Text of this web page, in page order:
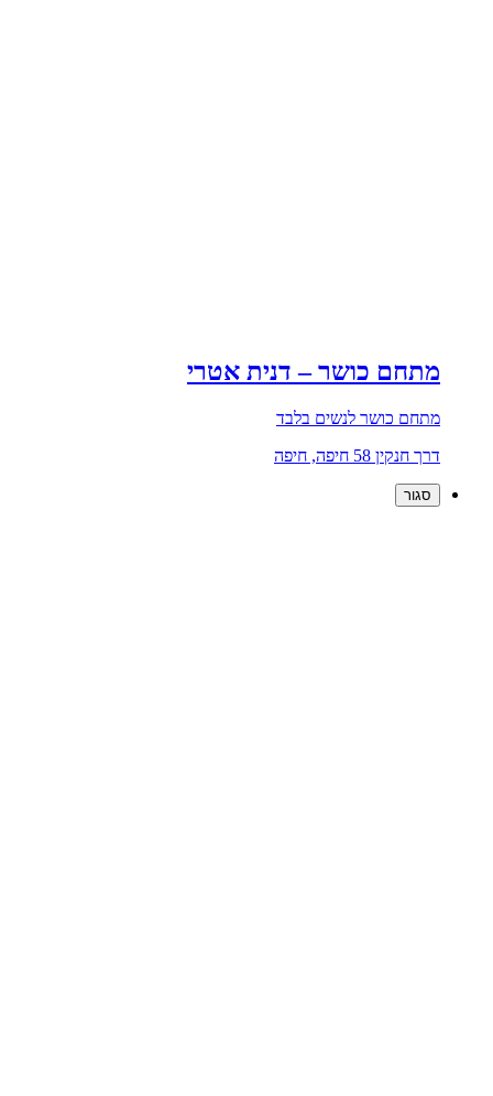
מתחם כושר – דנית אטרי
מתחם כושר לנשים בלבד
דרך חנקין 58 חיפה, חיפה
סגור